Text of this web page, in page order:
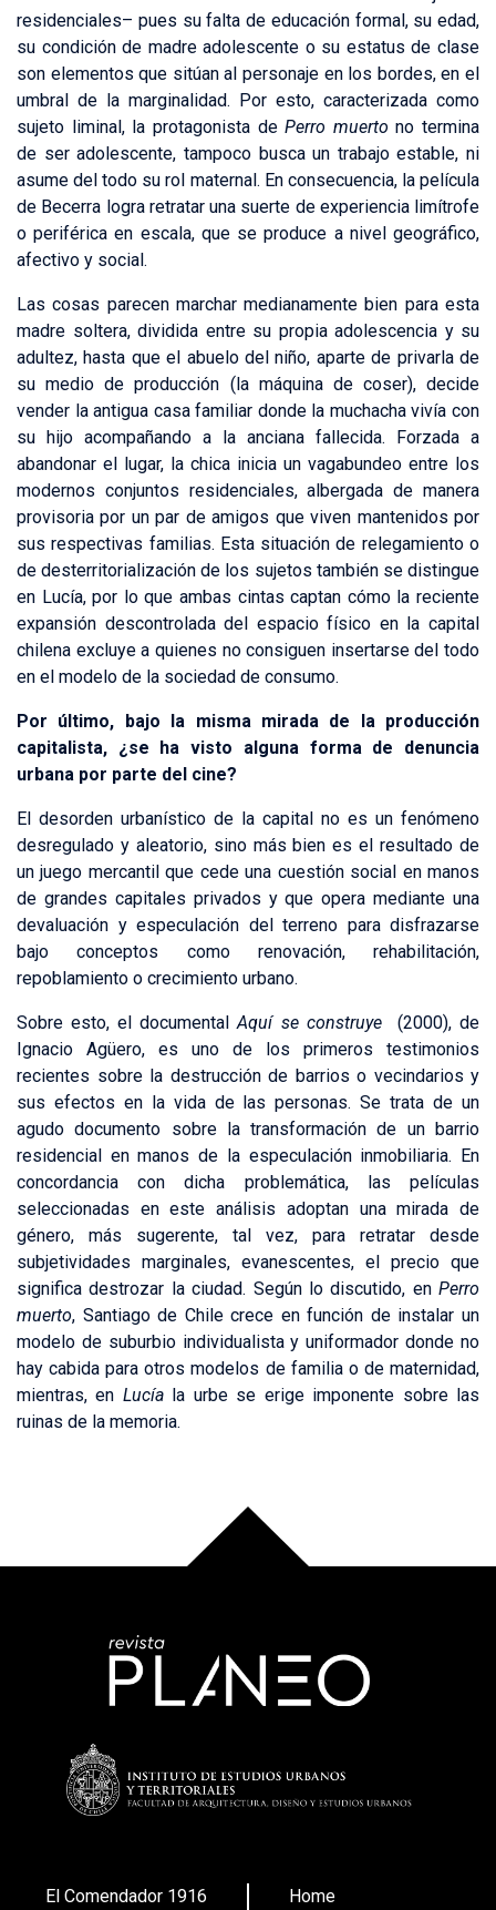
residenciales– pues su falta de educación formal, su edad,
su condición de madre adolescente o su estatus de clase
son elementos que sitúan al personaje en los bordes, en el
umbral de la marginalidad. Por esto, caracterizada como
sujeto liminal, la protagonista dePerro muerto no termina
de ser adolescente, tampoco busca un trabajo estable, ni
asume del todo su rol maternal. En consecuencia, la película
de Becerra logra retratar una suerte de experiencia limítrofe
o periférica en escala, que se produce a nivel geográfico,
afectivo y social.
Las cosas parecen marchar medianamente bien para esta
madre soltera, dividida entre su propia adolescencia y su
adultez, hasta que el abuelo del niño, aparte de privarla de
su medio de producción (la máquina de coser), decide
vender la antigua casa familiar donde la muchacha vivía con
su hijo acompañando a la anciana fallecida. Forzada a
abandonar el lugar, la chica inicia un vagabundeo entre los
modernos conjuntos residenciales, albergada de manera
provisoria por un par de amigos que viven mantenidos por
sus respectivas familias. Esta situación de relegamiento o
de desterritorialización de los sujetos también se distingue
en Lucía, por lo que ambas cintas captan cómo la reciente
expansión descontrolada del espacio físico en la capital
chilena excluye a quienes no consiguen insertarse del todo
en el modelo de la sociedad de consumo.
Por último, bajo la misma mirada de la producción
capitalista, ¿se ha visto alguna forma de denuncia
urbana por parte del cine?
El desorden urbanístico de la capital no es un fenómeno
desregulado y aleatorio, sino más bien es el resultado de
un juego mercantil que cede una cuestión social en manos
de grandes capitales privados y que opera mediante una
devaluación y especulación del terreno para disfrazarse
bajo conceptos como renovación, rehabilitación,
repoblamiento o crecimiento urbano.
Sobre esto, el documentalAquí se construye(2000), de
Ignacio Agüero, es uno de los primeros testimonios
recientes sobre la destrucción de barrios o vecindarios y
sus efectos en la vida de las personas. Se trata de un
agudo documento sobre la transformación de un barrio
residencial en manos de la especulación inmobiliaria. En
concordancia con dicha problemática, las películas
seleccionadas en este análisis adoptan una mirada de
género, más sugerente, tal vez, para retratar desde
subjetividades marginales, evanescentes, el precio que
significa destrozar la ciudad. Según lo discutido, en Perro
muerto, Santiago de Chile crece en función de instalar un
modelo de suburbio individualista y uniformador donde no
hay cabida para otros modelos de familia o de maternidad,
mientras, en Lucíala urbe se erige imponente sobre las
ruinas de la memoria.
El Comendador 1916
Home